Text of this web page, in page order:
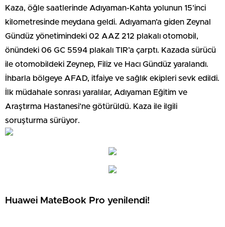
Kaza, öğle saatlerinde Adıyaman-Kahta yolunun 15’inci
kilometresinde meydana geldi. Adıyaman’a giden Zeynal
Gündüz yönetimindeki 02 AAZ 212 plakalı otomobil,
önündeki 06 GC 5594 plakalı TIR’a çarptı. Kazada sürücü
ile otomobildeki Zeynep, Filiz ve Hacı Gündüz yaralandı.
İhbarla bölgeye AFAD, itfaiye ve sağlık ekipleri sevk edildi.
İlk müdahale sonrası yaralılar, Adıyaman Eğitim ve
Araştırma Hastanesi’ne götürüldü. Kaza ile ilgili
soruşturma sürüyor.
Huawei MateBook Pro yenilendi!